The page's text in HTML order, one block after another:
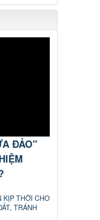
ĐẢO"
KỊP THỜI CHO
TRÁNH